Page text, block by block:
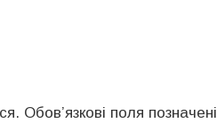
Обов’язкові поля позначені